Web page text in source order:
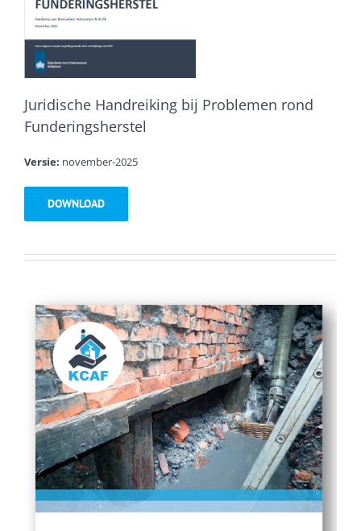
Juridische Handreiking bij Problemen rond
Funderingsherstel
Versie: november-2025
DOWNLOAD